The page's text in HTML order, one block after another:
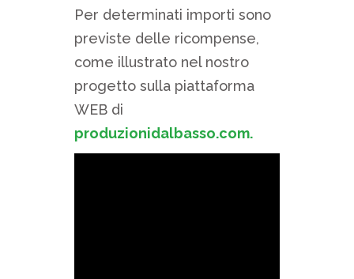
Per determinati importi sono
previste delle ricompense,
come illustrato nel nostro
progetto sulla piattaforma
WEB di
produzionidalbasso.com.